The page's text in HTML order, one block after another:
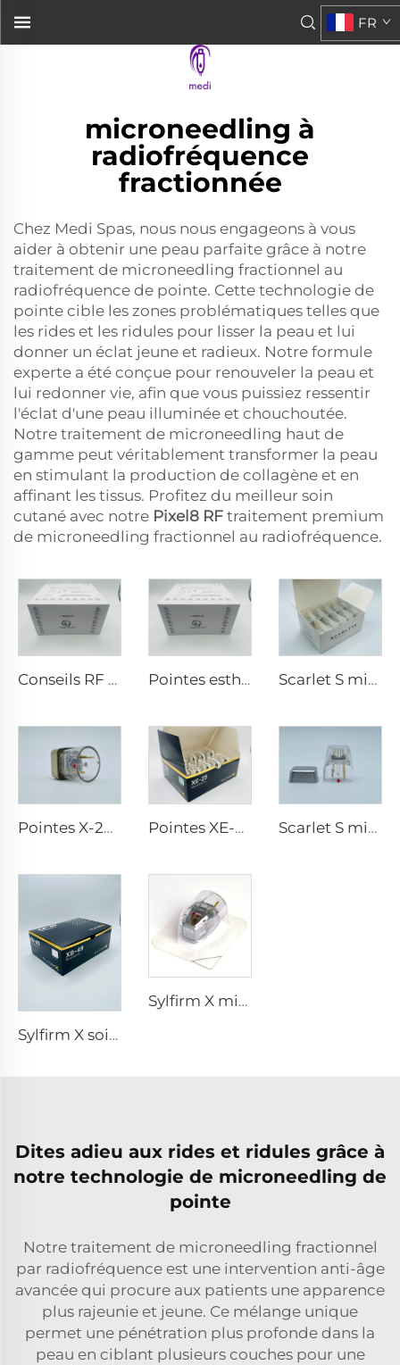
FR
microneedling à
radiofréquence
fractionnée
Chez Medi Spas, nous nous engageons à vous
aider à obtenir une peau parfaite grâce à notre
traitement de microneedling fractionnel au
radiofréquence de pointe. Cette technologie de
pointe cible les zones problématiques telles que
les rides et les ridules pour lisser la peau et lui
donner un éclat jeune et radieux. Notre formule
experte a été conçue pour renouveler la peau et
lui redonner vie, afin que vous puissiez ressentir
l'éclat d'une peau illuminée et chouchoutée.
Notre traitement de microneedling haut de
gamme peut véritablement transformer la peau
en stimulant la production de collagène et en
affinant les tissus. Profitez du meilleur soin
cutané avec notre Pixel8 RF traitement premium
de microneedling fractionnel au radiofréquence.
Conseils RF pixel8 Pointes esthétiques Pixel8 RF Rohrer 25 49 64 Scarlet S microneedling rf électrodes bipolaires embout jetable 25 broches
Pointes X-25 de microneedling Sylfirm X rf Pointes XE-25 de microneedling Sylfirm X rf Scarlet S microneedling rf électrodes bipolaires embout jetable 25 broches
Sylfirm X soins de la peau par microneedling rf embouts Sylfirm X XB-49
Sylfirm X microneedling rf tip Sylfirm X XE-25 cartouche de Viol
Dites adieu aux rides et ridules grâce à
notre technologie de microneedling de
pointe
Notre traitement de microneedling fractionnel
par radiofréquence est une intervention anti-âge
avancée qui procure aux patients une apparence
plus rajeunie et jeune. Ce mélange unique
permet une pénétration plus profonde dans la
peau en ciblant plusieurs couches pour une